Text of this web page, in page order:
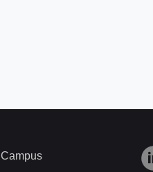
Campus